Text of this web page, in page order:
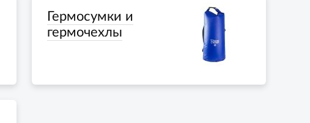
Гермосумки и
гермочехлы